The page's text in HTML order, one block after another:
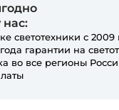
нас:
светотехники с 2009
гарантии на
во все регионы